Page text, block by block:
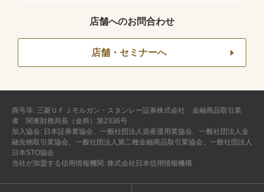
店舗へのお問合わせ
店舗・セミナーへ
商号等: 三菱ＵＦＪモルガン・スタンレー証券株式会社 金融商品取引業
者 関東財務局長（金商）第2336号
加入協会: 日本証券業協会、一般社団法人資産運用業協会、一般社団法人金
融先物取引業協会、一般社団法人第二種金融商品取引業協会、一般社団法人
日本STO協会
当社が加盟する信用情報機関: 株式会社日本信用情報機構